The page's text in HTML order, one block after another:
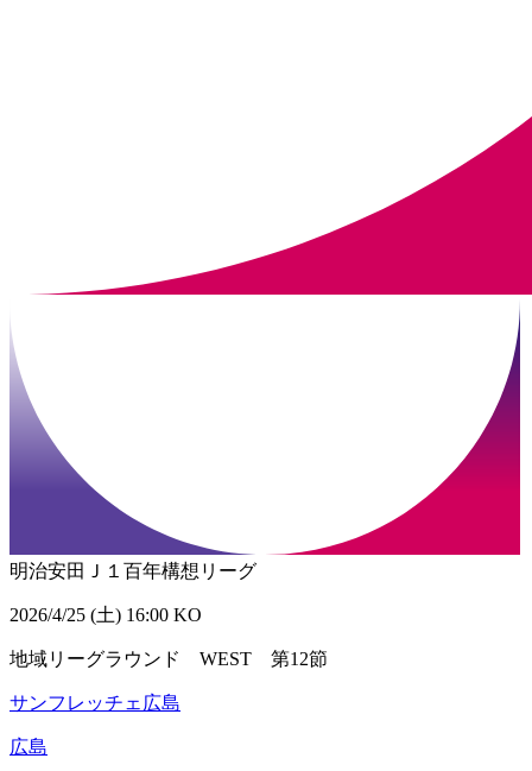
明治安田Ｊ１百年構想リーグ
2026/4/25 (土) 16:00 KO
地域リーグラウンド WEST 第12節
サンフレッチェ広島
広島